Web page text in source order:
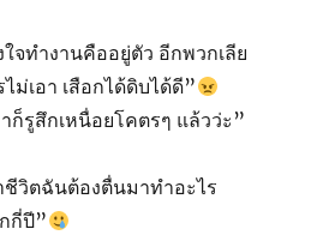
จทำงานคืออยู่ตัว อีกพวกเลีย
ม่เอา เสือกได้ดิบได้ดี”
รูสึกเหนื่อยโคตรๆ แล้วว่ะ”
ชีวิตฉันต้องตื่นมาทำอะไร
กี่ปี”